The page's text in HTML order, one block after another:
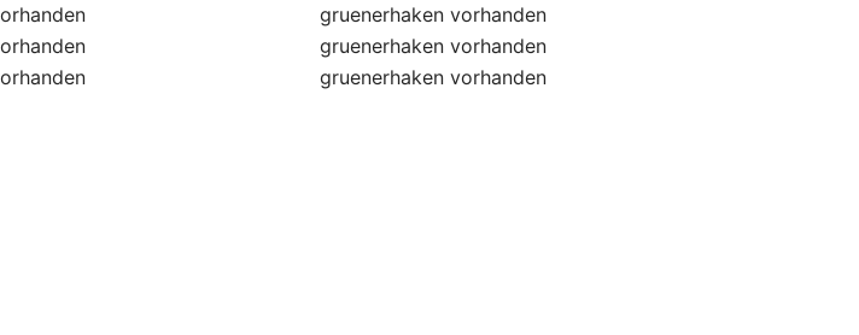
gruenerhaken vorhanden
gruenerhaken vorhanden
gruenerhaken vorhanden